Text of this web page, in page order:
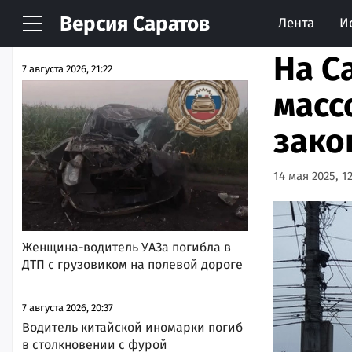
Версия Саратов Лента
НОВОСТИ АРХИВ
7 августа 2026, 21:22
Женщина-водитель УАЗа погибла в
ДТП с грузовиком на полевой дороге
7 августа 2026, 20:37
Водитель китайской иномарки погиб
в столкновении с фурой
На
14 мая 2025,